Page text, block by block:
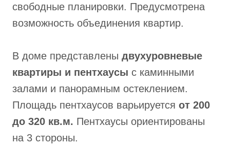
свободные планировки. Предусмотрена
возможность объединения квартир.
В доме представлены двухуровневые
квартиры и пентхаусы с каминными
залами и панорамным остеклением.
Площадь пентхаусов варьируется от 200
до 320 кв.м. Пентхаусы ориентированы
на 3 стороны.